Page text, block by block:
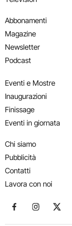
Abbonamenti
Magazine
Newsletter
Podcast
Eventi e Mostre
Inaugurazioni
Finissage
Eventi in giornata
Chi siamo
Pubblicità
Contatti
Lavora con noi
Seguici suSeguici su